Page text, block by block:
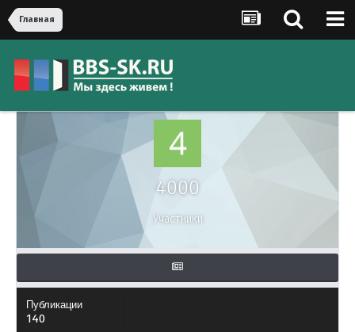
Главная
4000
Участники
Публикации
140